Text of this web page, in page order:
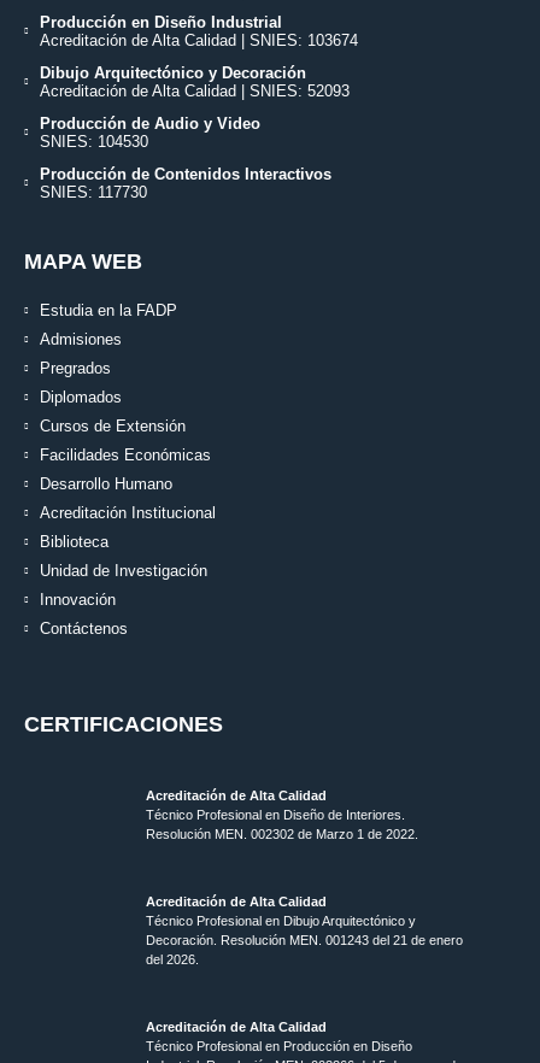
Producción en Diseño Industrial
Acreditación de Alta Calidad | SNIES: 103674
Dibujo Arquitectónico y Decoración
Acreditación de Alta Calidad | SNIES: 52093
Producción de Audio y Video
SNIES: 104530
Producción de Contenidos Interactivos
SNIES: 117730
MAPA WEB
Estudia en la FADP
Admisiones
Pregrados
Diplomados
Cursos de Extensión
Facilidades Económicas
Desarrollo Humano
Acreditación Institucional
Biblioteca
Unidad de Investigación
Innovación
Contáctenos
CERTIFICACIONES
Acreditación de Alta Calidad
Técnico Profesional en Diseño de Interiores.
Resolución MEN. 002302 de Marzo 1 de 2022.
Acreditación de Alta Calidad
Técnico Profesional en Dibujo Arquitectónico y
Decoración. Resolución MEN. 001243 del 21 de enero
del 2026.
Acreditación de Alta Calidad
Técnico Profesional en Producción en Diseño